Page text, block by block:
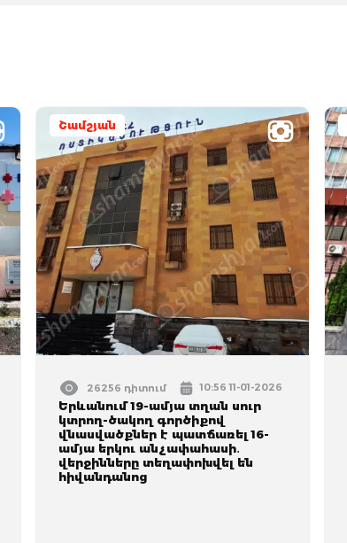
Շամշյան
26256 դիտում 10:56 11-01-2026
Երևանում 19-ամյա տղան սուր
կտրող-ծակող գործիքով
վնասվածքներ է պատճառել 16-
ամյա երկու անչափահասի․
վերջինները տեղափոխվել են
հիվանդանոց